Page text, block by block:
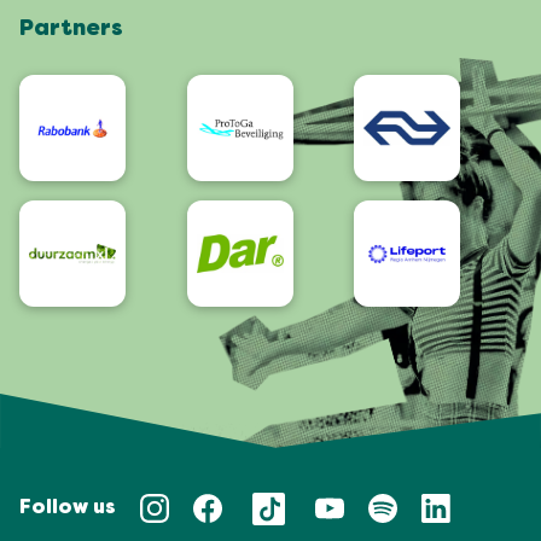
App
Bereikbaarheid/Toegankelijkheid
Partners
Follow us